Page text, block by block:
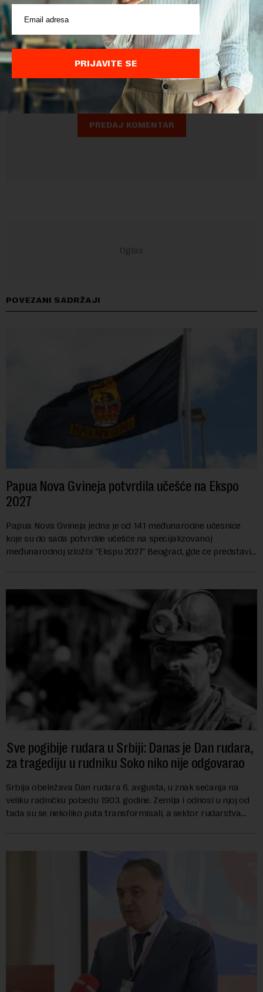
Pre slanja komentara, molimo vas da se upoznate sa
pravilima komentarisanja i pravilima korišćenja sajta.
Google Politika
PrivatnostiiGoogle Uslovi Korišćenjasu primenjeni.
POVEZANI SADRŽAJI
Papua Nova Gvineja potvrdila učešće na Ekspo
2027
Papua Nova Gvineja jedna je od 141 međunarodne učesnice
koje su do sada potvrdile učešće na specijalizovanoj
međunarodnoj izložbi "Ekspu 2027" Beograd, gde će predstaviti
Sve pogibije rudara u Srbiji: Danas je Dan rudara,
za tragediju u rudniku Soko niko nije odgovarao
Srbija obeležava Dan rudara 6. avgusta, u znak sećanja na
veliku radničku pobedu 1903. godine. Zemlja i odnosi u njoj od
tada su se nekoliko puta transformisali, a sektor rudarstva
PRIJAVITE SE